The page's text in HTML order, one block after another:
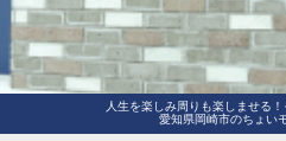
人生を楽しみ周りも楽しませる
愛知県岡崎市のちょい